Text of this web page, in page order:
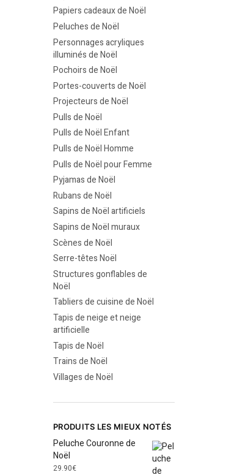
Papiers cadeaux de Noël
Peluches de Noël
Personnages acryliques
illuminés de Noël
Pochoirs de Noël
Portes-couverts de Noël
Projecteurs de Noël
Pulls de Noël
Pulls de Noël Enfant
Pulls de Noël Homme
Pulls de Noël pour Femme
Pyjamas de Noël
Rubans de Noël
Sapins de Noël artificiels
Sapins de Noël muraux
Scènes de Noël
Serre-têtes Noël
Structures gonflables de
Noël
Tabliers de cuisine de Noël
Tapis de neige et neige
artificielle
Tapis de Noël
Trains de Noël
Villages de Noël
PRODUITS LES MIEUX NOTÉS
Peluche Couronne de
Noël
29.90€